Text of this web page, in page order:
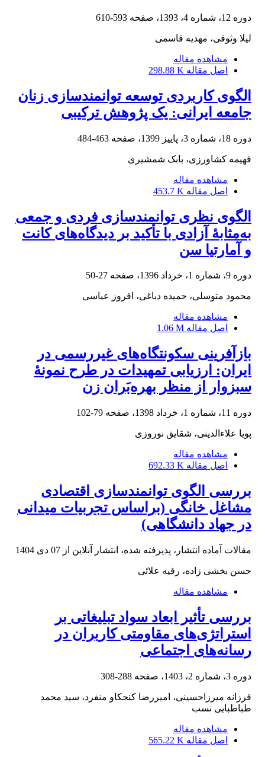
دوره 12، شماره 4، 1393، صفحه 593-610
لیلا وثوقی، مهدیه قاسمی
مشاهده مقاله
اصل مقاله 298.88 K
الگوی کاربردی توسعه توانمندسازی زنان
جامعه ایرانی: یک پژوهش ترکیبی
دوره 18، شماره 3، پاییز 1399، صفحه 463-484
فهیمه کشاورزی، بابک شمشیری
مشاهده مقاله
اصل مقاله 453.7 K
الگوی نظری توانمندسازی فردی و جمعی
به‌مثابۀ آزادی با تأکید بر دیدگاه‌های کانت
و آمارتیا سن
دوره 9، شماره 1، خرداد 1396، صفحه 27-50
محمود متوسلی، حمیده دباغی، افروز عباسی
مشاهده مقاله
اصل مقاله 1.06 M
بازآفرینی سکونتگاه‌های غیررسمی در
ایران: ارزیابی تمهیدات در طرح نمونۀ
سبزوار از منظر بهره‌بَران زن
دوره 11، شماره 1، خرداد 1398، صفحه 79-102
پویا علاءالدینی، شقایق نوروزی
مشاهده مقاله
اصل مقاله 692.33 K
بررسی الگوی توانمندسازی اقتصادی
مشاغل خانگی (براساس تجربیات میدانی
در جهاد دانشگاهی)
مقالات آماده انتشار، پذیرفته شده، انتشار آنلاین از 07 دی 1404
حسن بخشی زاده، رقیه علائی
مشاهده مقاله
بررسی تأثیر ابعاد سواد تبلیغاتی بر
استراتژی‌های مقاومتی کاربران در
رسانه‌های اجتماعی
دوره 3، شماره 2، 1403، صفحه 288-308
فرزانه میرزاحسینی، امیررضا کنجکاو منفرد، سید محمد
طباطبایی نسب
مشاهده مقاله
اصل مقاله 565.22 K